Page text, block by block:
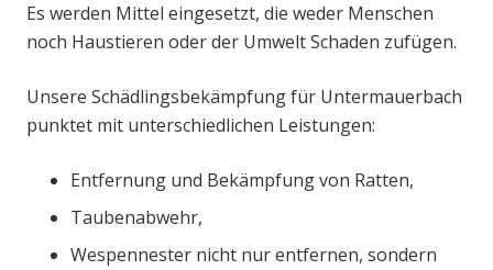
Es werden Mittel eingesetzt, die weder Menschen
noch Haustieren oder der Umwelt Schaden zufügen.
Unsere Schädlingsbekämpfung für Untermauerbach
punktet mit unterschiedlichen Leistungen:
Entfernung und Bekämpfung von Ratten,
Taubenabwehr,
Wespennester nicht nur entfernen, sondern